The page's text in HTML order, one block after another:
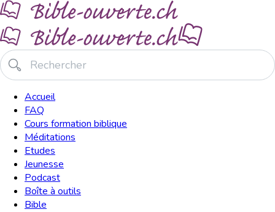
Accueil
FAQ
Cours formation biblique
Méditations
Etudes
Jeunesse
Podcast
Boîte à outils
Bible